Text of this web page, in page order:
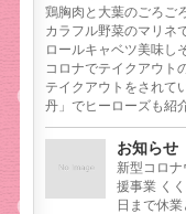
鶏胸肉と大葉のごろご
カラフル野菜のマリネ
ロールキャベツ美味し
コロナでテイクアウト
テイクアウトをされて
丹」でヒーローズも紹
お知らせ
新型コロ
援事業 く
日まで休業